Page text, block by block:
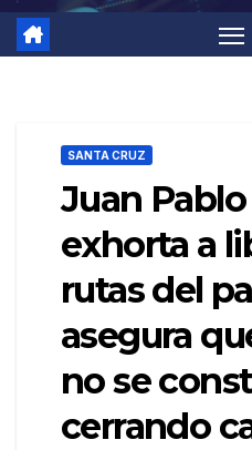
SANTA CRUZ
Juan
exhorta a
rutas del
asegura
no se
cerrando